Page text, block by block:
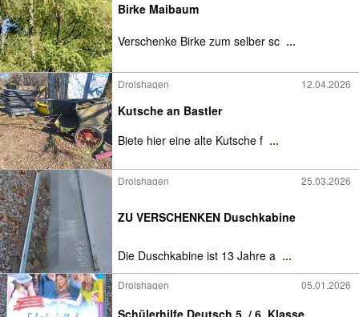
Birke Maibaum
Verschenke Birke zum selber sc ...
Drolshagen 12.04.2026
Kutsche an Bastler
Biete hier eine alte Kutsche f ...
Drolshagen 25.03.2026
ZU VERSCHENKEN Duschkabine
Die Duschkabine ist 13 Jahre a ...
Drolshagen 05.01.2026
Schülerhilfe Deutsch 5. / 6. Klasse